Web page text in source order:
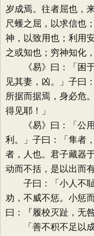
岁成焉。往者屈也，
尺蠖之屈，以求信也
神，以致用也；利用
之或知也；穷神知化
《易》曰：「困于
见其妻，凶。」子曰
所据而据焉，身必危
得见耶！」
《易》曰：「公用
利。」子曰：「隼者
者，人也。君子藏器
动而不括，是以出而
子曰：「小人不耻
劝，不威不惩。小惩
曰：『履校灭趾，无
「善不积不足以成